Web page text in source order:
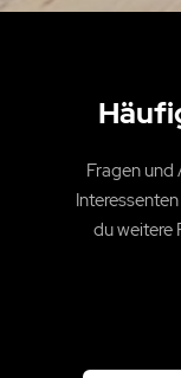
Fragen und
du weitere